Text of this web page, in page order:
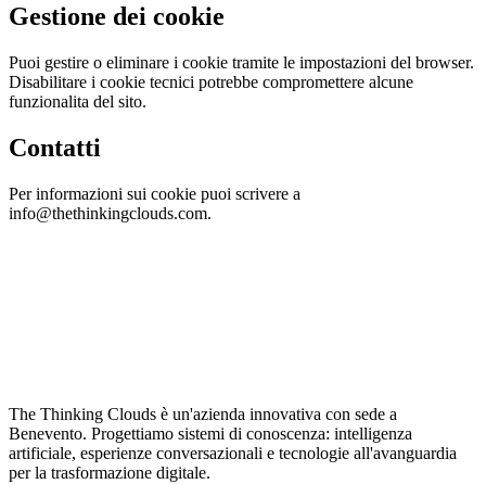
Gestione dei cookie
Puoi gestire o eliminare i cookie tramite le impostazioni del browser.
Disabilitare i cookie tecnici potrebbe compromettere alcune
funzionalita del sito.
Contatti
Per informazioni sui cookie puoi scrivere a
info@thethinkingclouds.com.
The Thinking Clouds è un'azienda innovativa con sede a
Benevento. Progettiamo sistemi di conoscenza: intelligenza
artificiale, esperienze conversazionali e tecnologie all'avanguardia
per la trasformazione digitale.